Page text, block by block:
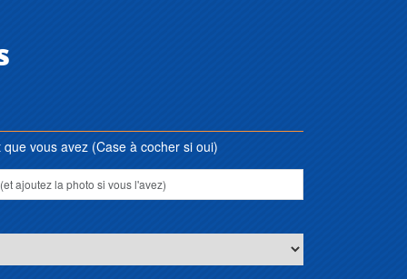
vous avez (Case à cocher si oui)